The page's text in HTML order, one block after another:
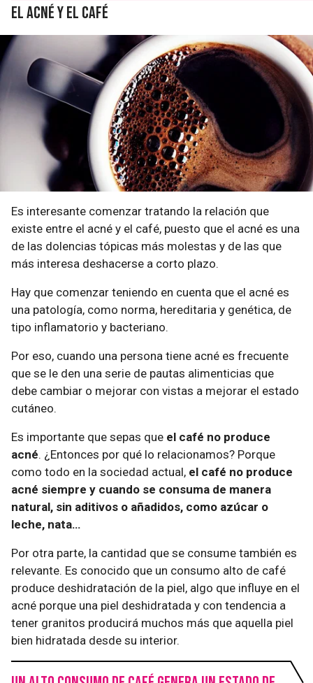
El acné y el café
Es interesante comenzar tratando la relación que
existe entre el acné y el café, puesto que el acné es una
de las dolencias tópicas más molestas y de las que
más interesa deshacerse a corto plazo.
Hay que comenzar teniendo en cuenta que el acné es
una patología, como norma, hereditaria y genética, de
tipo inflamatorio y bacteriano.
Por eso, cuando una persona tiene acné es frecuente
que se le den una serie de pautas alimenticias que
debe cambiar o mejorar con vistas a mejorar el estado
cutáneo.
Es importante que sepas que el café no produce
acné. ¿Entonces por qué lo relacionamos? Porque
como todo en la sociedad actual, el café no produce
acné siempre y cuando se consuma de manera
natural, sin aditivos o añadidos, como azúcar o
leche, nata…
Por otra parte, la cantidad que se consume también es
relevante. Es conocido que un consumo alto de café
produce deshidratación de la piel, algo que influye en el
acné porque una piel deshidratada y con tendencia a
tener granitos producirá muchos más que aquella piel
bien hidratada desde su interior.